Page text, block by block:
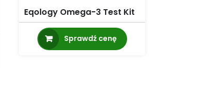
Eqology Omega-3 Test Kit
Sprawdź cenę